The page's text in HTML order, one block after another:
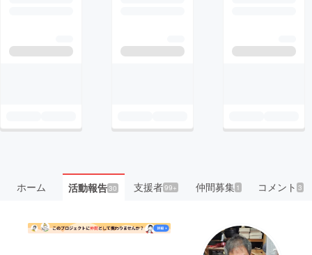
ホーム 活動報告30 支援者99+ 仲間募集 1 コメント3